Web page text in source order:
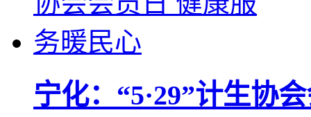
宁化：“5·29”计生协